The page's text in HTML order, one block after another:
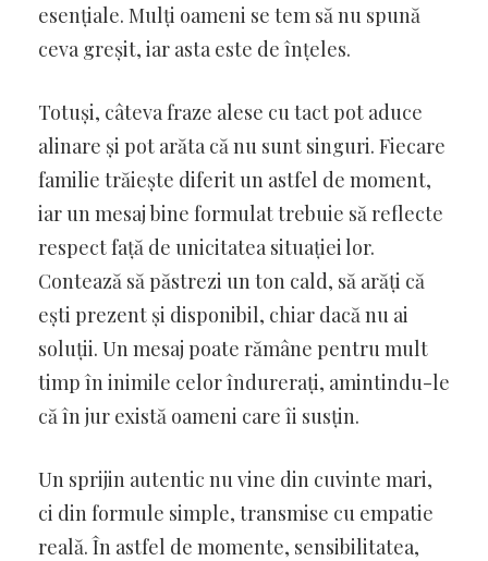
esențiale. Mulți oameni se tem să nu spună
ceva greșit, iar asta este de înțeles.
Totuși, câteva fraze alese cu tact pot aduce
alinare și pot arăta că nu sunt singuri. Fiecare
familie trăiește diferit un astfel de moment,
iar un mesaj bine formulat trebuie să reflecte
respect față de unicitatea situației lor.
Contează să păstrezi un ton cald, să arăți că
ești prezent și disponibil, chiar dacă nu ai
soluții. Un mesaj poate rămâne pentru mult
timp în inimile celor îndurerați, amintindu-le
că în jur există oameni care îi susțin.
Un sprijin autentic nu vine din cuvinte mari,
ci din formule simple, transmise cu empatie
reală. În astfel de momente, sensibilitatea,